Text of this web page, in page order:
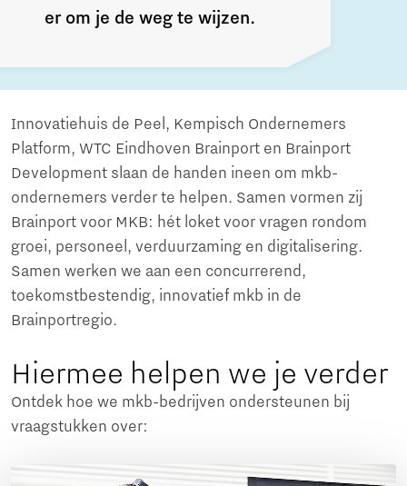
er om je de weg te wijzen.
Innovatiehuis de Peel, Kempisch Ondernemers
Platform, WTC Eindhoven Brainport en Brainport
Development slaan de handen ineen om mkb-
ondernemers verder te helpen. Samen vormen zij
Brainport voor MKB: hét loket voor vragen rondom
groei, personeel, verduurzaming en digitalisering.
Samen werken we aan een concurrerend,
toekomstbestendig, innovatief mkb in de
Brainportregio.
Hiermee helpen we je verder
Ontdek hoe we mkb-bedrijven ondersteunen bij
vraagstukken over: